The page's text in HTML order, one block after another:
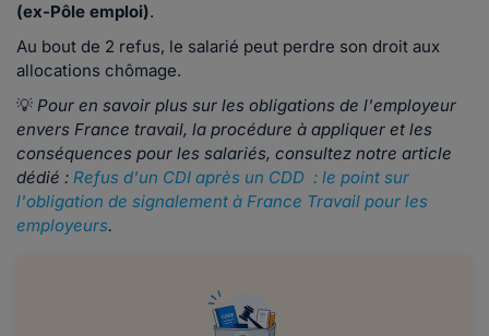
(ex-Pôle emploi).
Au bout de 2 refus, le salarié peut perdre son droit aux
allocations chômage.
💡 Pour en savoir plus sur les obligations de l'employeur
envers France travail, la procédure à appliquer et les
conséquences pour les salariés, consultez notre article
dédié : Refus d'un CDI après un CDD : le point sur
l'obligation de signalement à France Travail pour les
employeurs.